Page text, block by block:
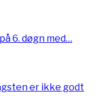
6. døgn med…
er ikke godt